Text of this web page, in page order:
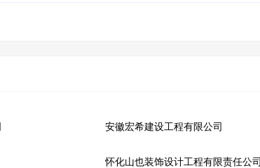
安徽宏希建设工程有限公司
怀化山也装饰设计工程有限责任公司